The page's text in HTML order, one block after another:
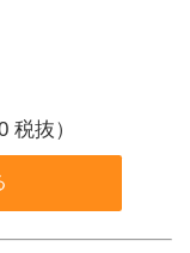
税抜）